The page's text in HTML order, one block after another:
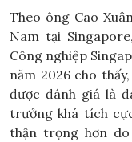
Theo ông Cao
Nam tại
Công nghiệp
năm 2026 cho
được đánh giá là
trưởng khá tích
thận trọng hơn